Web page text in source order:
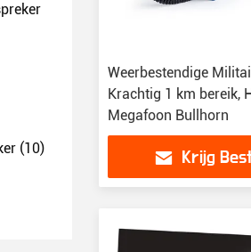
(10)
Weerbestendige
Krachtig 1 km bereik,
Megafoon Bullhorn
Krijg